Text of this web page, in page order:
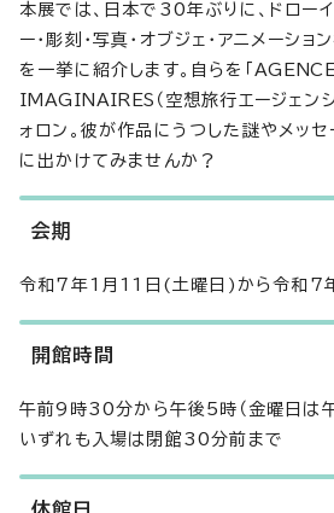
本展では、日本で30年ぶりに、ドローイ
ー・彫刻・写真・オブジェ・アニメーシ
を一挙に紹介します。自らを「
IMAGINAIRES （空想旅行エージェン
ォロン。彼が作品にうつした謎やメッ
に出かけてみませんか？
会期
令和7年1月11日(土曜日)から令和
開館時間
午前9時30分から午後5時（金曜日は
いずれも入場は閉館30分前まで